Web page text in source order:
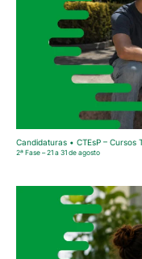
Candidaturas • CTEsP –
2ª Fase – 21 a 31 de agosto